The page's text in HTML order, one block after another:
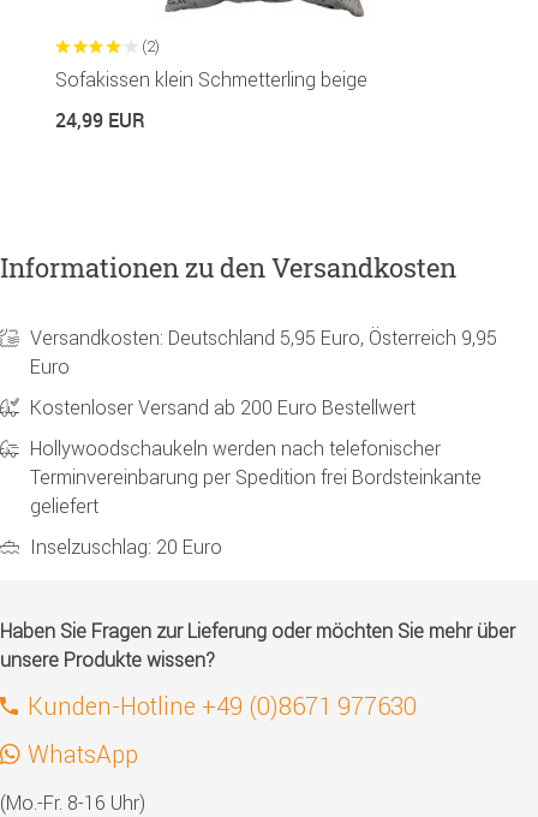
(2)
Sofakissen klein Schmetterling beige
24,99 EUR
Informationen zu den Versandkosten
Versandkosten: Deutschland 5,95 Euro, Österreich 9,95
Euro
Kostenloser Versand ab 200 Euro Bestellwert
Hollywoodschaukeln werden nach telefonischer
Terminvereinbarung per Spedition frei Bordsteinkante
geliefert
Inselzuschlag: 20 Euro
Haben Sie Fragen zur Lieferung oder möchten Sie mehr über
unsere Produkte wissen?
Kunden-Hotline +49 (0)8671 977630
WhatsApp
(Mo.-Fr. 8-16 Uhr)